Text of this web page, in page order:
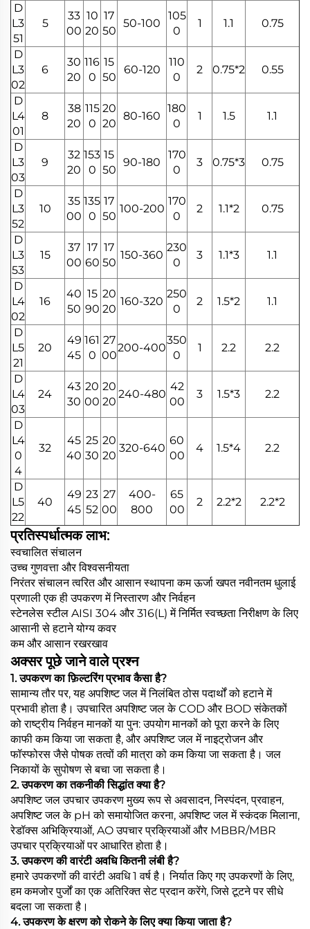
D
L3
51
5
33
00
10
20
17
50
50-100
105
0
1 1.1 0.75
D
L3
02
6
30
20
116
0
15
50
60-120
110
0
2 0.75*2 0.55
D
L4
01
8
38
20
115
0
20
20
80-160
180
0
1 1.5 1.1
D
L3
03
9
32
20
153
0
15
50
90-180
170
0
3 0.75*3 0.75
D
L3
52
10
35
00
135
0
17
50
100-200
170
0
2 1.1*2 0.75
D
L3
53
15
37
00
17
60
17
50
150-360
230
0
3 1.1*3 1.1
D
L4
02
16
40
50
15
90
20
20
160-320
250
0
2 1.5*2 1.1
D
L5
21
20
49
45
161
0
27
00
200-400
350
0
1 2.2 2.2
D
L4
03
24
43
30
20
00
20
20
240-480
42
00
3 1.5*3 2.2
D
L4
0
4
32
45
40
25
30
20
20
320-640
60
00
4 1.5*4 2.2
D
L5
22
40
49
45
23
52
27
00
400-
800
65
00
2 2.2*2 2.2*2
प्रतिस्पर्धात्मक लाभ:
स्वचालित संचालन
उच्च गुणवत्ता और विश्वसनीयता
निरंतर संचालन त्वरित और आसान स्थापना कम ऊर्जा खपत नवीनतम धुलाई
प्रणाली एक ही उपकरण में निस्तारण और निर्वहन
स्टेनलेस स्टील AISI 304 और 316(L) में निर्मित स्वच्छता निरीक्षण के लिए
आसानी से हटाने योग्य कवर
कम और आसान रखरखाव
अक्सर पूछे जाने वाले प्रश्न
1. उपकरण का फ़िल्टरिंग प्रभाव कैसा है?
सामान्य तौर पर, यह अपशिष्ट जल में निलंबित ठोस पदार्थों को हटाने में
प्रभावी होता है। उपचारित अपशिष्ट जल के COD और BOD संकेतकों
को राष्ट्रीय निर्वहन मानकों या पुन: उपयोग मानकों को पूरा करने के लिए
काफी कम किया जा सकता है, और अपशिष्ट जल में नाइट्रोजन और
फॉस्फोरस जैसे पोषक तत्वों की मात्रा को कम किया जा सकता है। जल
निकायों के सुपोषण से बचा जा सकता है।
2. उपकरण का तकनीकी सिद्धांत क्या है?
अपशिष्ट जल उपचार उपकरण मुख्य रूप से अवसादन, निस्पंदन, प्रवाहन,
अपशिष्ट जल के pH को समायोजित करना, अपशिष्ट जल में स्कंदक मिलाना,
रेडॉक्स अभिक्रियाओं, AO उपचार प्रक्रियाओं और MBBR/MBR
उपचार प्रक्रियाओं पर आधारित होता है।
3. उपकरण की वारंटी अवधि कितनी लंबी है?
हमारे उपकरणों की वारंटी अवधि 1 वर्ष है। निर्यात किए गए उपकरणों के लिए,
हम कमजोर पुर्जों का एक अतिरिक्त सेट प्रदान करेंगे, जिसे टूटने पर सीधे
बदला जा सकता है।
4. उपकरण के क्षरण को रोकने के लिए क्या किया जाता है?